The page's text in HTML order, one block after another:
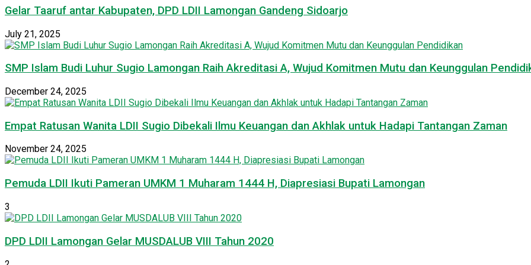
Gelar Taaruf antar Kabupaten, DPD LDII Lamongan Gandeng Sidoarjo
July 21, 2025
SMP Islam Budi Luhur Sugio Lamongan Raih Akreditasi A, Wujud Komitmen Mutu dan Keunggulan
December 24, 2025
Empat Ratusan Wanita LDII Sugio Dibekali Ilmu Keuangan dan Akhlak untuk Hadapi Tantangan Zaman
November 24, 2025
Pemuda LDII Ikuti Pameran UMKM 1 Muharam 1444 H, Diapresiasi Bupati Lamongan
3
DPD LDII Lamongan Gelar MUSDALUB VIII Tahun 2020